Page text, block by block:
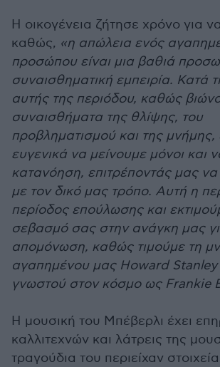
Η οικογένεια ζήτησε χρόνο για
καθώς, «η απώλεια ενός
προσώπου είναι μια βαθιά
συναισθηματική εμπειρία. Κατά
αυτής της περιόδου, καθώς
συναισθήματα της θλίψης, του
προβληματισμού και της μνήμης,
ευγενικά να μείνουμε μόνοι και
κατανόηση, επιτρέποντάς μας
με τον δικό μας τρόπο. Αυτή η
περίοδος επούλωσης και
σεβασμό σας στην ανάγκη μας
απομόνωση, καθώς τιμούμε τη
αγαπημένου μας Howard Stanley
γνωστού στον κόσμο ως Frankie
Η μουσική του Μπέβερλι έχει
καλλιτεχνών και λάτρεις της
τραγούδια του περιείχαν